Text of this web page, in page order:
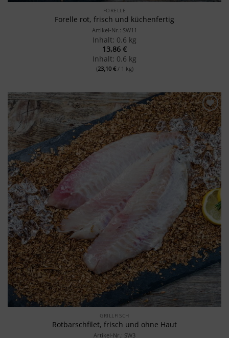
FORELLE
Forelle rot, frisch und küchenfertig
Artikel-Nr.: SW11
Inhalt: 0.6 kg
13,86 €
Inhalt: 0.6 kg
(23,10 €/ 1 kg)
Merken
GRILLFISCH
Rotbarschfilet, frisch und ohne Haut
Artikel-Nr.: SW3